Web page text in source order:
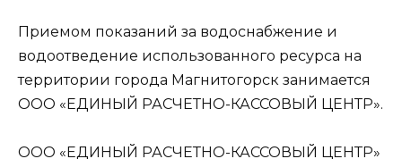
Приемом показаний за водоснабжение и
водоотведение использованного ресурса на
территории города Магнитогорск занимается
ООО «ЕДИНЫЙ РАСЧЕТНО-КАССОВЫЙ ЦЕНТР».
ООО «ЕДИНЫЙ РАСЧЕТНО-КАССОВЫЙ ЦЕНТР»